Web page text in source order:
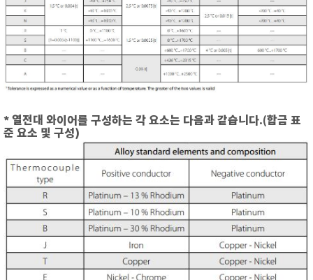
* 열전대 와이어를 구성하는 각 요소는 다음과 같습니다.(합금 표
준 요소 및 구성)